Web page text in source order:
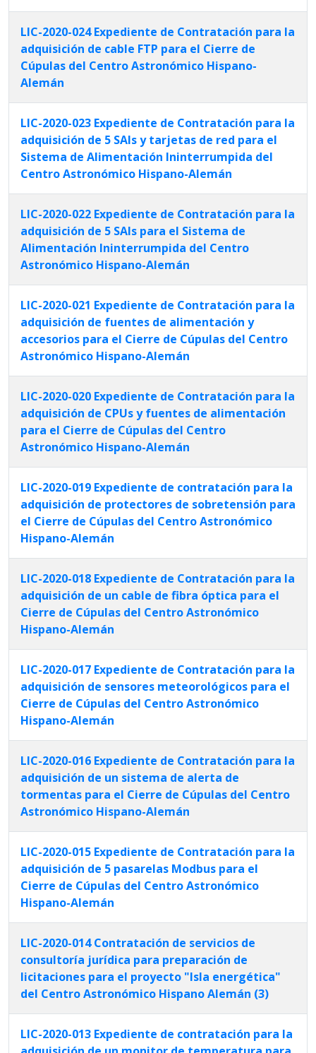
LIC-2020-024 Expediente de Contratación para la
adquisición de cable FTP para el Cierre de
Cúpulas del Centro Astronómico Hispano-
Alemán
LIC-2020-023 Expediente de Contratación para la
adquisición de 5 SAIs y tarjetas de red para el
Sistema de Alimentación Ininterrumpida del
Centro Astronómico Hispano-Alemán
LIC-2020-022 Expediente de Contratación para la
adquisición de 5 SAIs para el Sistema de
Alimentación Ininterrumpida del Centro
Astronómico Hispano-Alemán
LIC-2020-021 Expediente de Contratación para la
adquisición de fuentes de alimentación y
accesorios para el Cierre de Cúpulas del Centro
Astronómico Hispano-Alemán
LIC-2020-020 Expediente de Contratación para la
adquisición de CPUs y fuentes de alimentación
para el Cierre de Cúpulas del Centro
Astronómico Hispano-Alemán
LIC-2020-019 Expediente de contratación para la
adquisición de protectores de sobretensión para
el Cierre de Cúpulas del Centro Astronómico
Hispano-Alemán
LIC-2020-018 Expediente de Contratación para la
adquisición de un cable de fibra óptica para el
Cierre de Cúpulas del Centro Astronómico
Hispano-Alemán
LIC-2020-017 Expediente de Contratación para la
adquisición de sensores meteorológicos para el
Cierre de Cúpulas del Centro Astronómico
Hispano-Alemán
LIC-2020-016 Expediente de Contratación para la
adquisición de un sistema de alerta de
tormentas para el Cierre de Cúpulas del Centro
Astronómico Hispano-Alemán
LIC-2020-015 Expediente de Contratación para la
adquisición de 5 pasarelas Modbus para el
Cierre de Cúpulas del Centro Astronómico
Hispano-Alemán
LIC-2020-014 Contratación de servicios de
consultoría jurídica para preparación de
licitaciones para el proyecto "Isla energética"
del Centro Astronómico Hispano Alemán (3)
LIC-2020-013 Expediente de contratación para la